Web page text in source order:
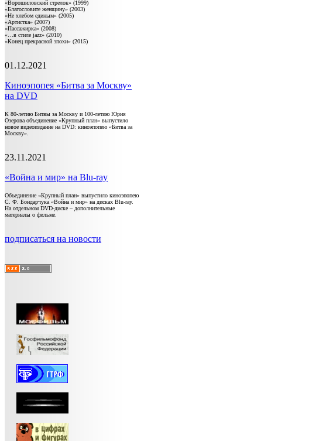
«Ворошиловский стрелок» (1999)
«Благословите женщину» (2003)
«Не хлебом единым» (2005)
«Артистка» (2007)
«Пассажирка» (2008)
«…в стиле jazz» (2010)
«Конец прекрасной эпохи» (2015)
01.12.2021
Киноэпопея «Битва за Москву»
на DVD
К 80-летию Битвы за Москву и 100-летию Юрия
Озерова объединение «Крупный план» выпустило
новое видеоиздание на DVD: киноэпопею «Битва за
Москву».
23.11.2021
«Война и мир» на Blu-ray
Объединение «Крупный план» выпустило киноэпопею
С. Ф. Бондарчука «Война и мир» на дисках Blu-ray.
На отдельном DVD-диске – дополнительные
материалы о фильме.
подписаться на новости